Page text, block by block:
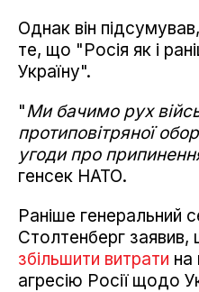
Однак він
те, що "Росія як і
Україну".
"Ми бачимо рух
протиповітряної
угоди про
генсек НАТО.
Раніше генеральний
Столтенберг заявив,
збільшити витрати на
агресію Росії щодо